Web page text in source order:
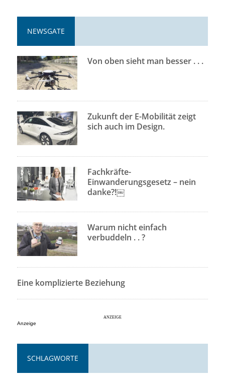
NEWSGATE
Von oben sieht man besser . . .
Zukunft der E-Mobilität zeigt
sich auch im Design.
Fachkräfte-
Einwanderungsgesetz – nein
danke?!￼
Warum nicht einfach
verbuddeln . . ?
Eine komplizierte Beziehung
Anzeige
SCHLAGWORTE